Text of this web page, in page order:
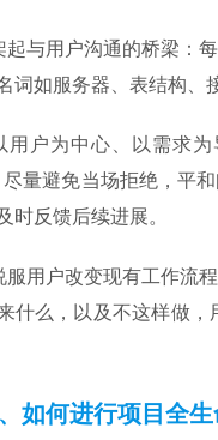
起与用户沟通的桥梁：
词如服务器、表结构、
用户为中心、以需求
尽量避免当场拒绝，平
时反馈后续进展。
服用户改变现有工作流
什么，以及不这样做
如何进行项目全